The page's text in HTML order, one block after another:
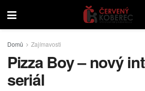
Domů Zajímavosti
Pizza Boy – nový
seriál